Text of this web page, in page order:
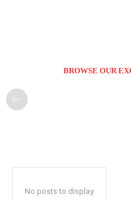
BROWSE OUR
No posts to display